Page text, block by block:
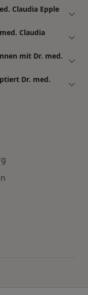
Claudia Epple
Claudia
mit Dr. med.
Dr. med.